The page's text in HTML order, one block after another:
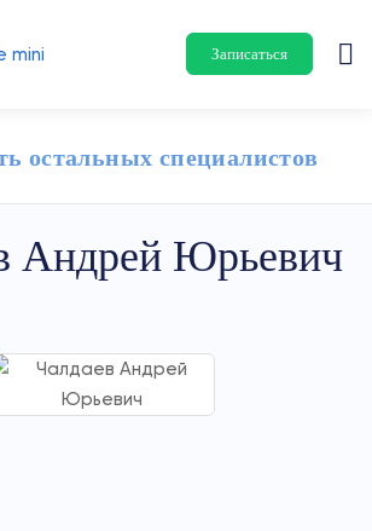
Записаться
остальных специалистов
Андрей Юрьевич